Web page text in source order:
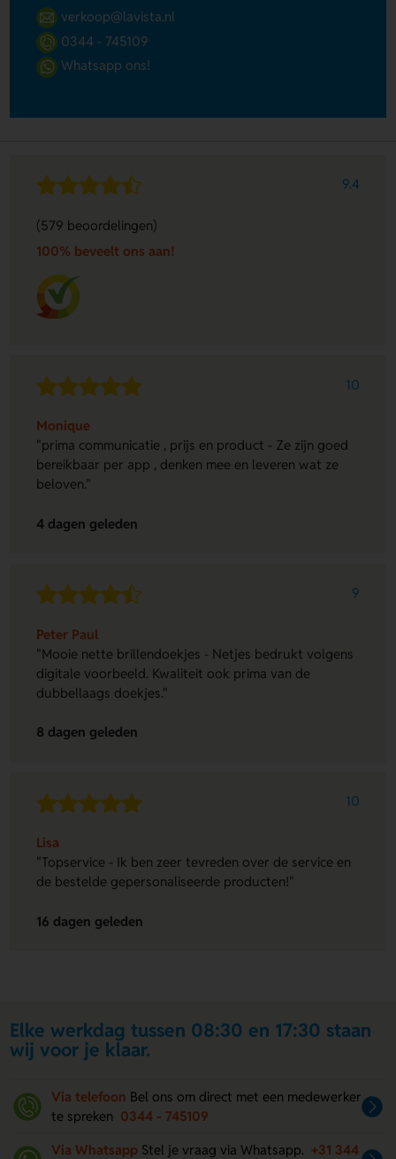
verkoop@lavista.nl
0344 - 745109
Whatsapp ons!
9.4
(579 beoordelingen)
100% beveelt ons aan!
10
Monique
"prima communicatie , prijs en product - Ze zijn goed
bereikbaar per app , denken mee en leveren wat ze
beloven."
4 dagen geleden
9
Peter Paul
"Mooie nette brillendoekjes - Netjes bedrukt volgens
digitale voorbeeld. Kwaliteit ook prima van de
dubbellaags doekjes."
8 dagen geleden
10
Lisa
"Topservice - Ik ben zeer tevreden over de service en
de bestelde gepersonaliseerde producten!"
16 dagen geleden
Elke werkdag tussen 08:30 en 17:30 staan
wij voor je klaar.
Via telefoon Bel ons om direct met een medewerker
te spreken 0344 - 745109
Via Whatsapp Stel je vraag via Whatsapp. +31 344